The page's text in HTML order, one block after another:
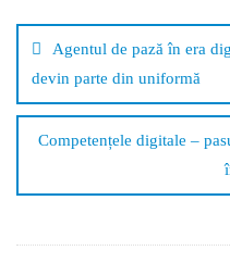
Agentul de pază în era
devin parte din uniformă
Competențele digitale –